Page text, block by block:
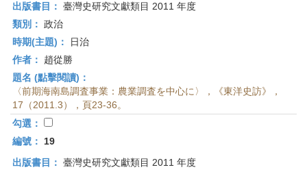
出版書目： 臺灣史研究文獻類目 2011 年度
類別： 政治
時期(主題)：
日治
作者：
趙從勝
題名 (點擊閱讀)：
〈前期海南島調査事業：農業調査を中心に〉，《東洋史訪》，
17（2011.3），頁23-36。
勾選：
編號：
19
出版書目： 臺灣史研究文獻類目 2011 年度